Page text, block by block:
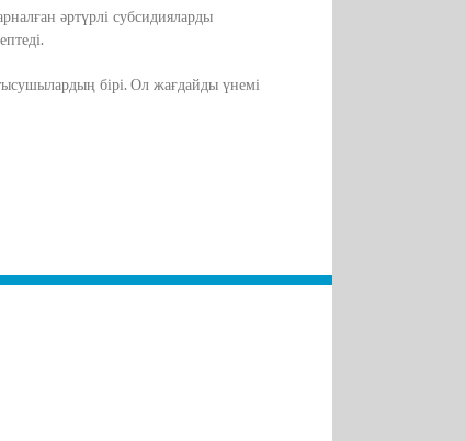
әртүрлі субсидияларды
бірі. Ол жағдайды үнемі